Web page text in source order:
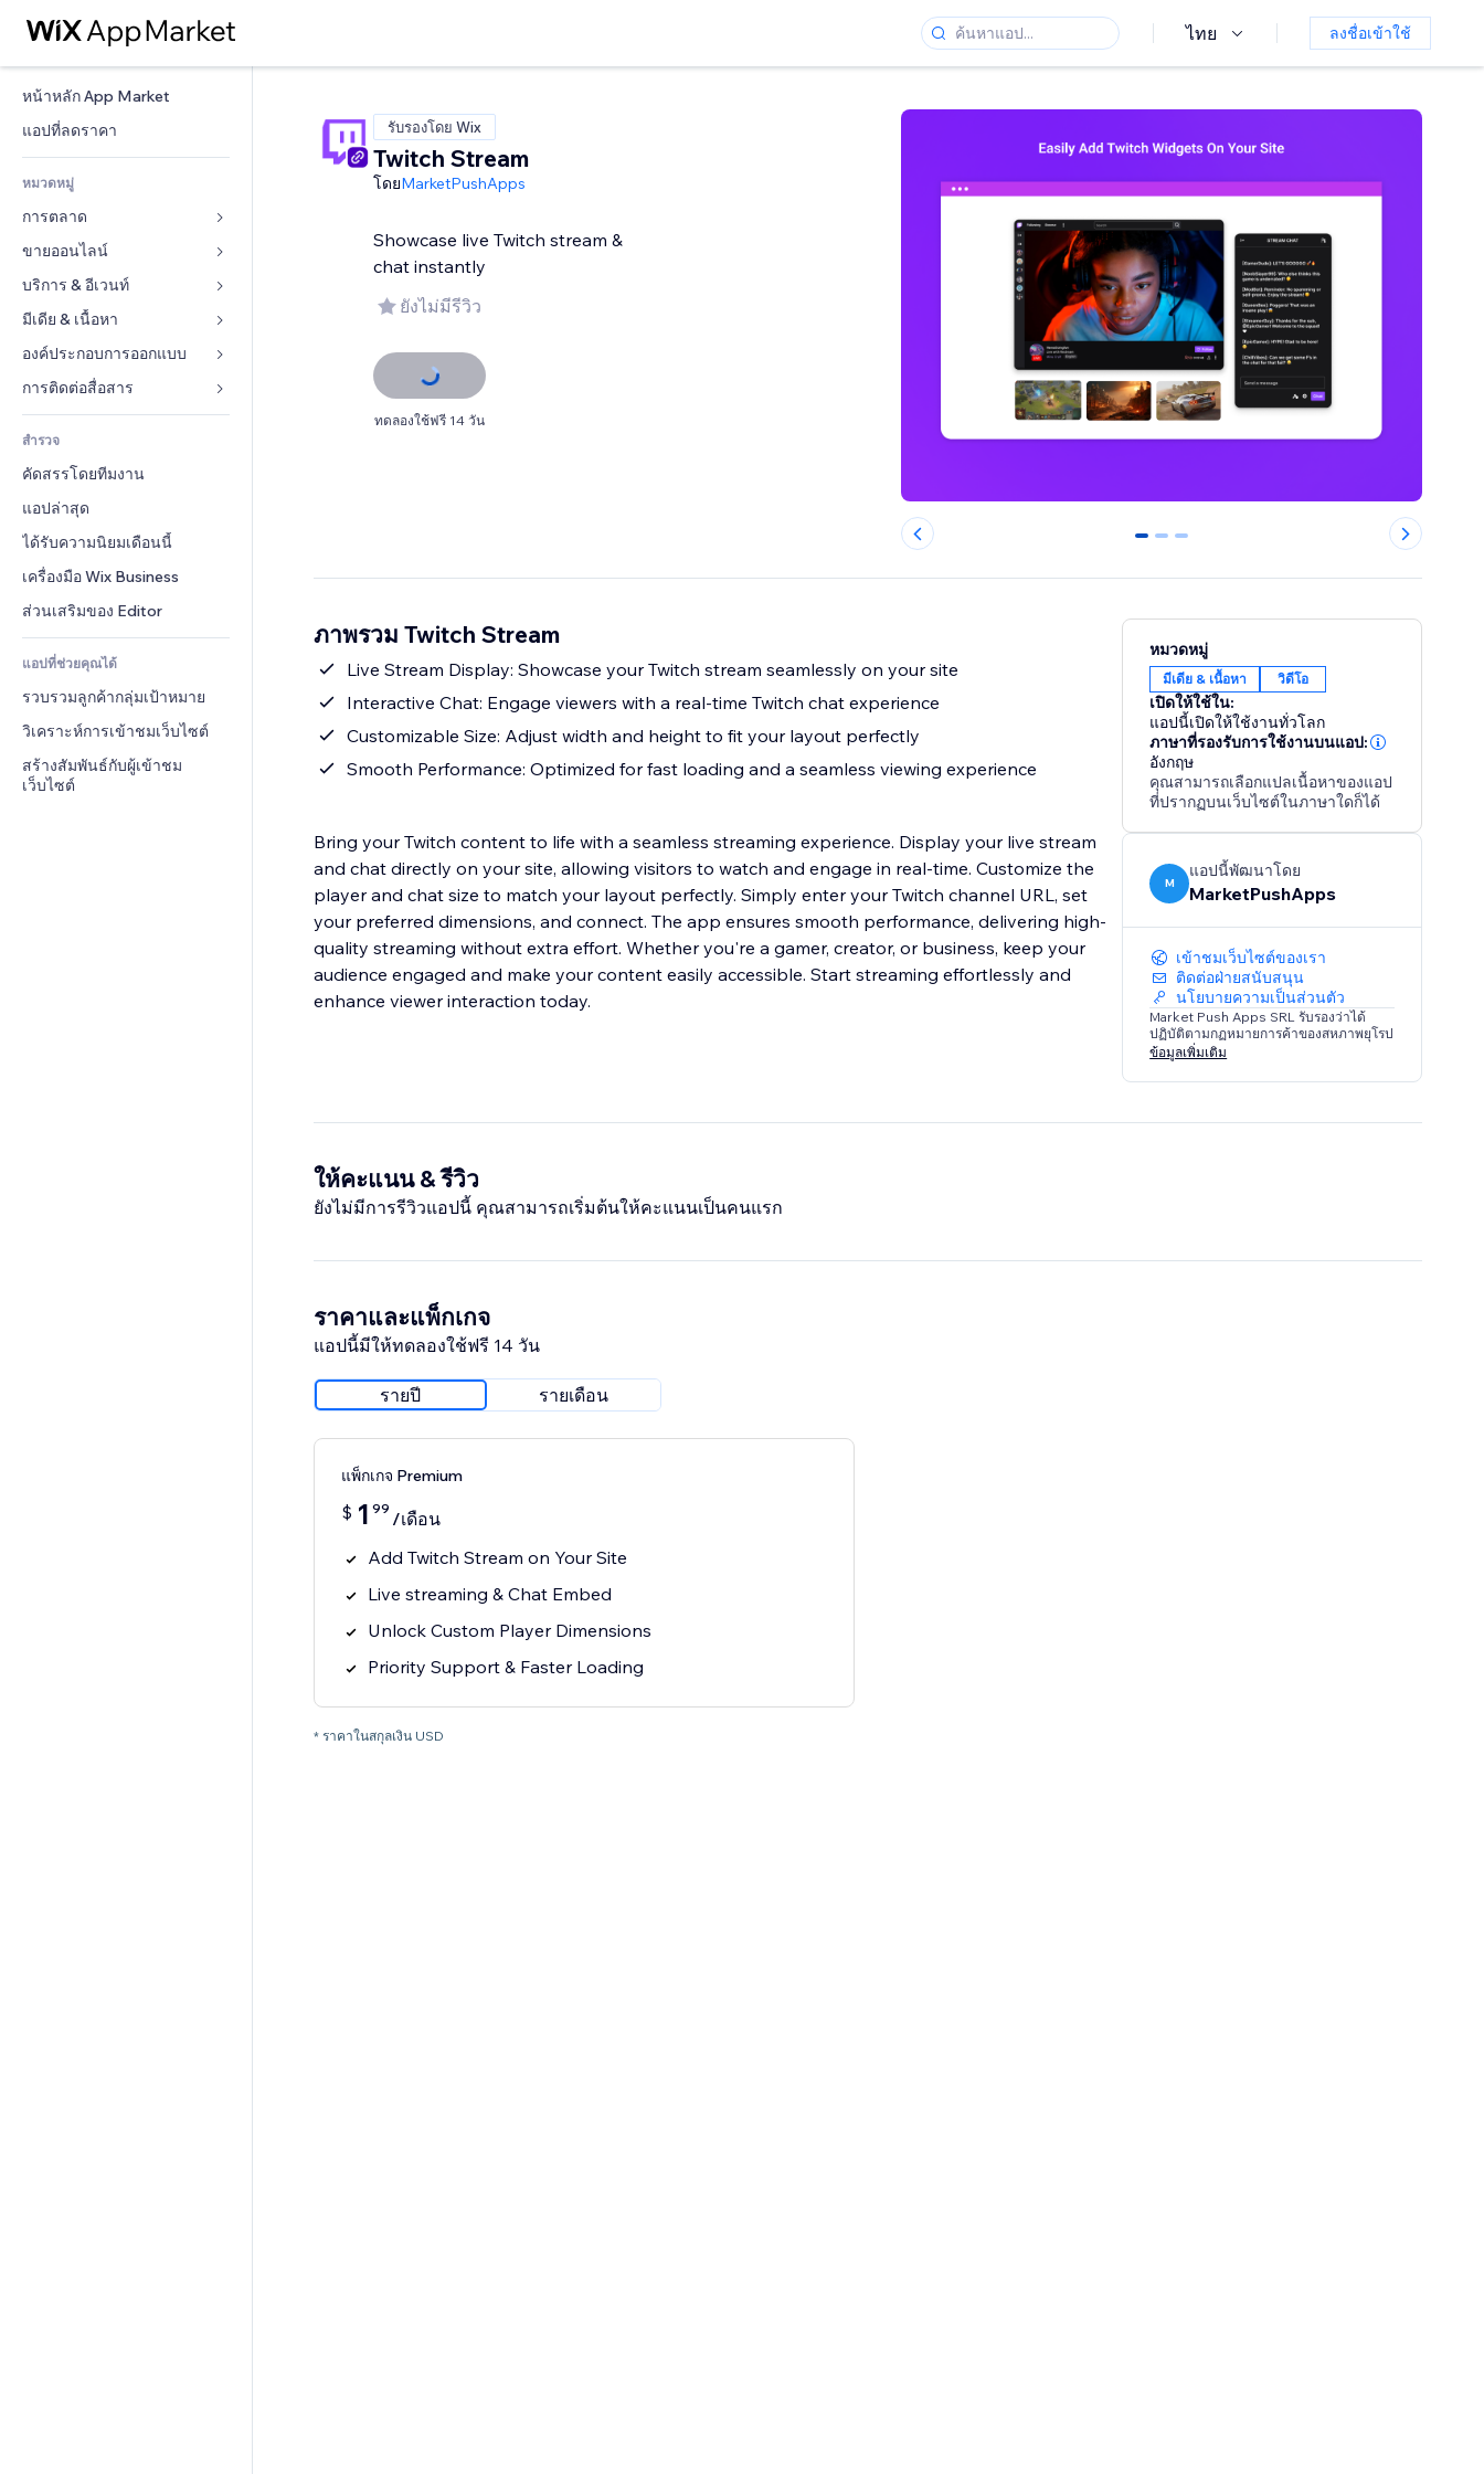
ไทย ลงชื่อเข้าใช้
หน้าหลัก App Market
แอปที่ลดราคา
หมวดหมู่
การตลาด
โฆษณา
โทรศัพท์มือถือ
บทวิเคราะห์
โซเชียล
ทำอันดับเว็บไซต์
อีเมล
ขายออนไลน์
แอปสำหรับร้านค้า
การจัดส่ง & ส่งมอบสินค้า
ปุ่มการจำหน่าย
คอร์สออนไลน์
บัญชี
คูปอง & ความภักดีในแบรนด์
โซลูชันคลังสินค้า
การดรอปชิป
(Crowdfunding)
อาหาร & เครื่องดื่ม
บริการ & อีเวนท์
โรงแรม
อีเวนท์
ร้านอาหาร
อสังหาริมทรัพย์
การจอง
มีเดีย & เนื้อหา
แกลเลอรี
เพลง
พอดแคสต์
การถ่ายภาพ
วิดีโอ
PDF
การแชร์ไฟล์
ข่าว
องค์ประกอบการออกแบบ
แผนที่  & การนำทาง
ส่วนบุคคล & ความปลอดภัย
นาฬิกา
เทมเพลตเพจ
เอฟเฟกต์รูปภาพ
ปุ่ม & เมนู
แบนเนอร์ & สัญลักษณ์
เครื่องคำนวน
ค้นหา
อากาศ
แผนภูมิ & ตาราง
แบบฟอร์ม
แบบสำรวจ
แชต
หมายเหตุ
โทรศัพท์
ชุมชน
รีวิว & การรับรอง
CRM
สำรวจ
คัดสรรโดยทีมงาน
แอปล่าสุด
ได้รับความนิยมเดือนนี้
เครื่องมือ Wix Business
ส่วนเสริมของ Editor
แอปที่ช่วยคุณได้
รวบรวมลูกค้ากลุ่มเป้าหมาย
วิเคราะห์การเข้าชมเว็บไซต์
สร้างสัมพันธ์กับผู้เข้าชม
เว็บไซต์
รับรองโดย Wix
Twitch Stream
โดยMarketPushApps
Showcase live Twitch stream &
chat instantly
ยังไม่มีรีวิว
ทดลองใช้ฟรี 14 วัน
0 1 2
ภาพรวม Twitch Stream
Live Stream Display: Showcase your Twitch stream seamlessly on your site
Interactive Chat: Engage viewers with a real-time Twitch chat experience
Customizable Size: Adjust width and height to fit your layout perfectly
Smooth Performance: Optimized for fast loading and a seamless viewing experience
Bring your Twitch content to life with a seamless streaming experience. Display your live stream
and chat directly on your site, allowing visitors to watch and engage in real-time. Customize the
player and chat size to match your layout perfectly. Simply enter your Twitch channel URL, set
your preferred dimensions, and connect. The app ensures smooth performance, delivering high-
quality streaming without extra effort. Whether you're a gamer, creator, or business, keep your
audience engaged and make your content easily accessible. Start streaming effortlessly and
enhance viewer interaction today.
หมวดหมู่
มีเดีย & เนื้อหา วิดีโอ
เปิดให้ใช้ใน:
แอปนี้เปิดให้ใช้งานทั่วโลก
ภาษาที่รองรับการใช้งานบนแอป:
อังกฤษ
คุณสามารถเลือกแปลเนื้อหาของแอป
ที่ปรากฏบนเว็บไซต์ในภาษาใดก็ได้
M
แอปนี้พัฒนาโดย
MarketPushApps
เข้าชมเว็บไซต์ของเรา
ติดต่อฝ่ายสนับสนุน
นโยบายความเป็นส่วนตัว
Market Push Apps SRL รับรองว่าได้
ปฏิบัติตามกฏหมายการค้าของสหภาพยุโรป
ข้อมูลเพิ่มเติม
ให้คะแนน & รีวิว
ยังไม่มีการรีวิวแอปนี้ คุณสามารถเริ่มต้นให้คะแนนเป็นคนแรก
ราคาและแพ็กเกจ
แอปนี้มีให้ทดลองใช้ฟรี 14 วัน
รายปี รายเดือน
แพ็กเกจ Premium
$ 1 99 /เดือน
Add Twitch Stream on Your Site
Live streaming & Chat Embed
Unlock Custom Player Dimensions
Priority Support & Faster Loading
* ราคาในสกุลเงิน USD